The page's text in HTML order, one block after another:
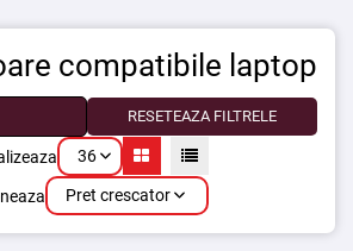
compatibile laptop
RESETEAZA FILTRELE
36
Pret crescator